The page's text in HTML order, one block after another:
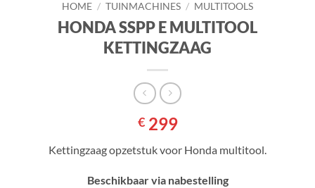
HOME / TUINMACHINES / MULTITOOLS
HONDA SSPP E MULTITOOL
KETTINGZAAG
€299
Kettingzaag opzetstuk voor Honda multitool.
Beschikbaar via nabestelling